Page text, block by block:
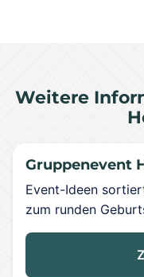
Weitere
Gruppenevent
Event-Ideen
zum runden